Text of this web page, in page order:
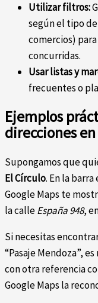
Utilizar filtros:
según el tipo
comercios)
concurridas.
Usar listas y
frecuentes o
Ejemplos
direcciones
Supongamos que
El Círculo. En la
Google Maps te
la calleEspaña 948,
Si necesitas
“Pasaje Mendoza”,
con otra referencia
Google Maps la